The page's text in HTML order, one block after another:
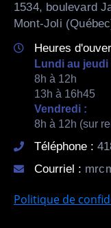
1534, boulevard
Mont-Joli
Heures
Lundi au jeudi
8h à 12h
13h à 16h45
Vendredi :
8h à 12h (sur
Téléphone :
Courriel :
Politique de